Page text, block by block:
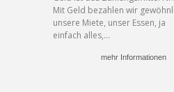
Mit Geld bezahlen wir
unsere Miete, unser Essen, ja
einfach alles,...
mehr Informationen